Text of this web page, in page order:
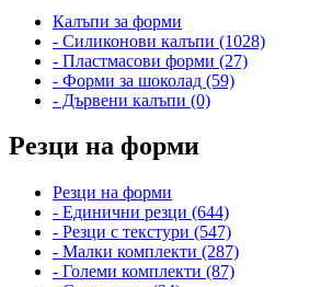
Калъпи за форми
- Силиконови калъпи (1028)
- Пластмасови форми (27)
- Форми за шоколад (59)
- Дървени калъпи (0)
Резци на форми
Резци на форми
- Единични резци (644)
- Резци с текстури (547)
- Малки комплекти (287)
- Големи комплекти (87)